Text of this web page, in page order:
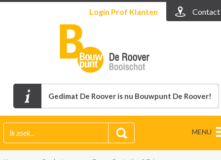
Login Prof Klanten Contact
Gedimat De Roover is nu Bouwpunt De Roover!
MENU